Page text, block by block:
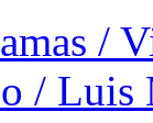
/
/